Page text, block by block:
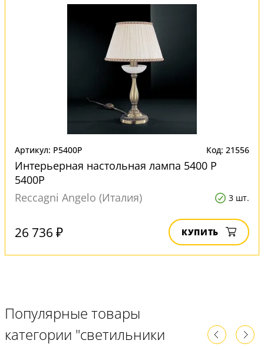
Артикул: P5400P Код: 21556
Интерьерная настольная лампа 5400 P
5400P
Reccagni Angelo (Италия)
3 шт.
26 736 ₽ КУПИТЬ
Популярные товары
категории "светильники